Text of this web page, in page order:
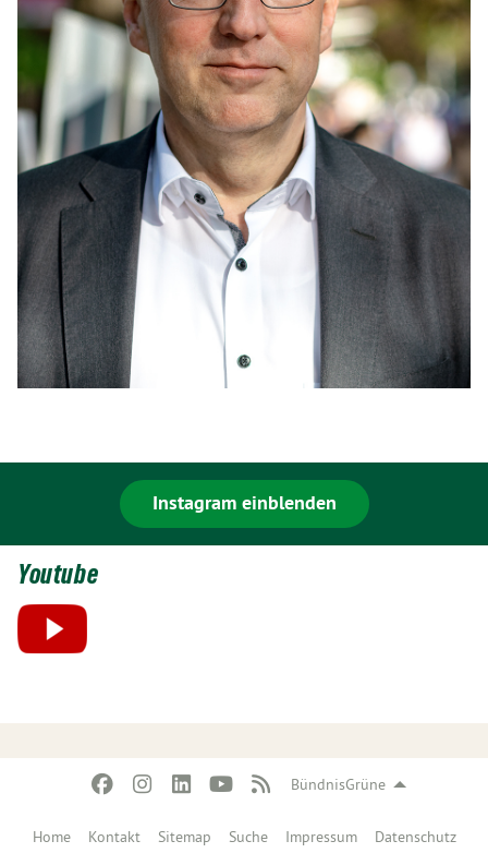
BündnisGrüne
Home Kontakt Sitemap Suche Impressum Datenschutz
Instagram einblenden
Youtube